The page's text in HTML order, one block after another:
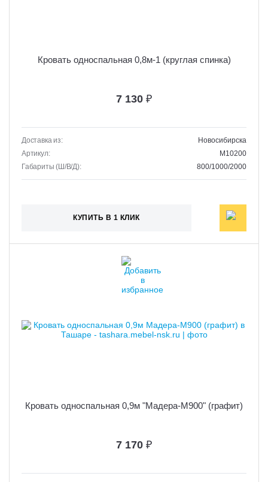
Кровать односпальная 0,8м-1 (круглая спинка)
7 130 ₽
Доставка из:
Новосибирска
Артикул:
M10200
Габариты (Ш/В/Д):
800/1000/2000
КУПИТЬ В 1 КЛИК
Кровать односпальная 0,9м "Мадера-М900" (графит)
7 170 ₽